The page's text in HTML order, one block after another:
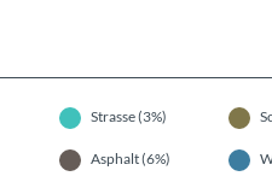
Strasse (3%)
Asphalt (6%)